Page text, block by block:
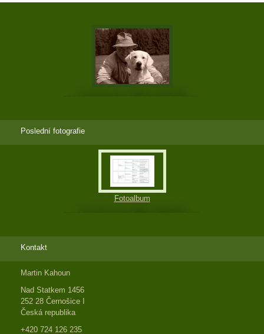
Poslední fotografie
Fotoalbum
Kontakt
Martin Kahoun
Nad Statkem 1456
252 28 Černošice I
Česká republika
+420 724 126 235